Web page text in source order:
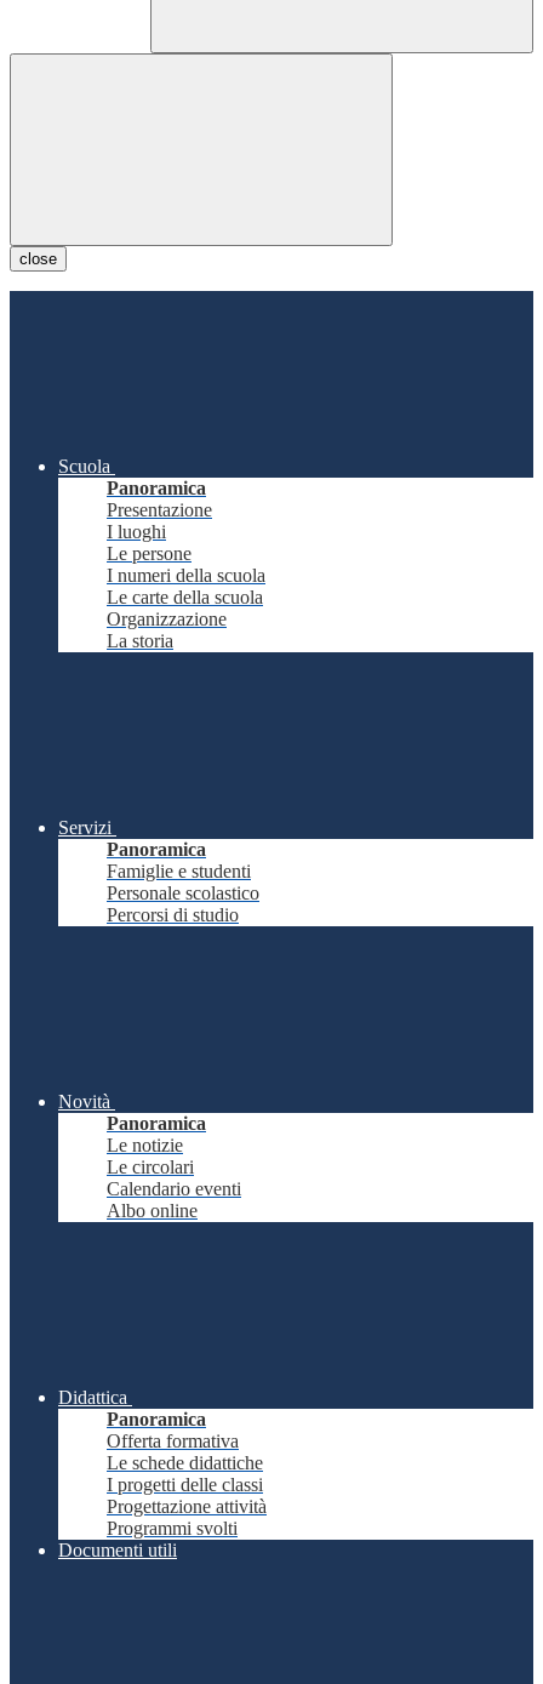
close
Scuola
Panoramica
Presentazione
I luoghi
Le persone
I numeri della scuola
Le carte della scuola
Organizzazione
La storia
Servizi
Panoramica
Famiglie e studenti
Personale scolastico
Percorsi di studio
Novità
Panoramica
Le notizie
Le circolari
Calendario eventi
Albo online
Didattica
Panoramica
Offerta formativa
Le schede didattiche
I progetti delle classi
Progettazione attività
Programmi svolti
Documenti utili